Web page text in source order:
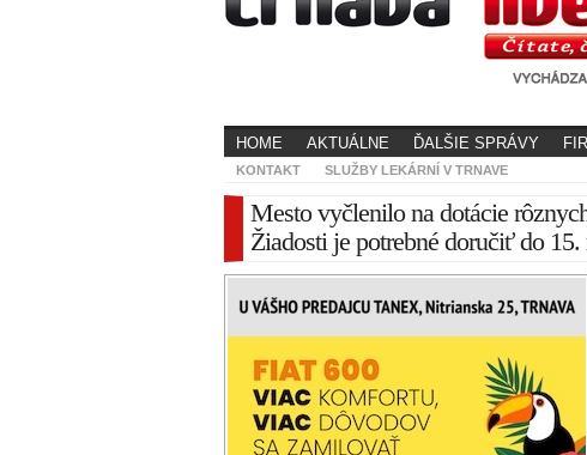
HOME AKTUÁLNE ĎALŠIE SPRÁVY
KONTAKT SLUŽBY LEKÁRNÍ V TRNAVE
Mesto vyčlenilo na dotácie
Žiadosti je potrebné doručiť do 15.